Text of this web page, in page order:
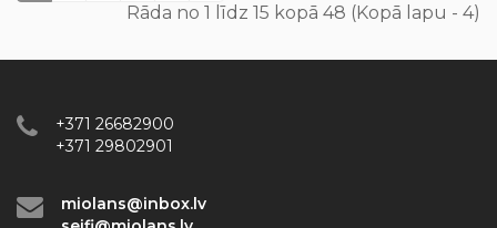
Rāda no 1 līdz 15 kopā 48 (Kopā lapu - 4)
+371 26682900
+371 29802901
miolans@inbox.lv